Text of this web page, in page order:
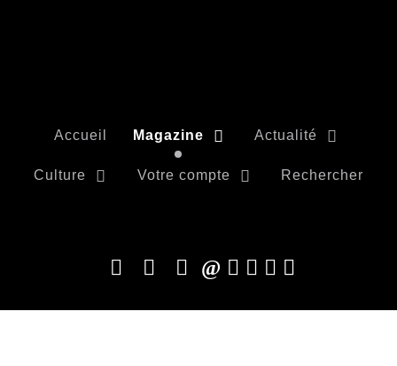
Accueil Magazine Actualité
Culture Votre compte Rechercher